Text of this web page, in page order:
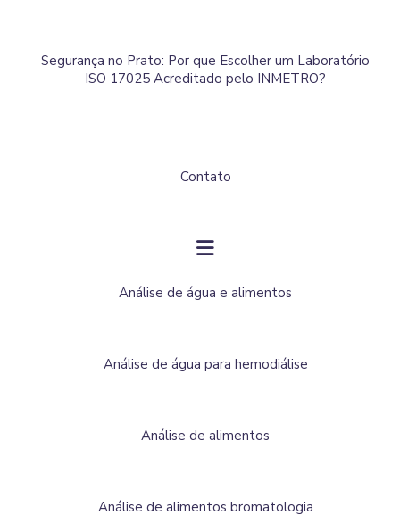
Segurança no Prato: Por que Escolher um Laboratório
ISO 17025 Acreditado pelo INMETRO?
Contato
Análise de água e alimentos
Análise de água para hemodiálise
Análise de alimentos
Análise de alimentos bromatologia